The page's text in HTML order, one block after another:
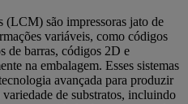
(LCM) são impressoras jato de
variáveis, como códigos
de barras, códigos 2D e
na embalagem. Esses sistemas
avançada para produzir
de substratos, incluindo